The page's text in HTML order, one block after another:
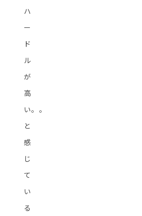
ハ
ー
ド
ル
が
高
い。。
と
感
じ
て
い
る